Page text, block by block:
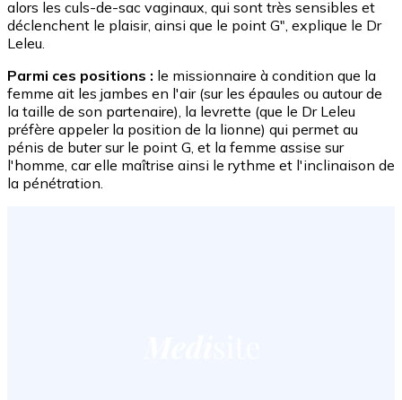
alors les culs-de-sac vaginaux, qui sont très sensibles et
déclenchent le plaisir, ainsi que le point G", explique le Dr
Leleu.
Parmi ces positions : le missionnaire à condition que la
femme ait les jambes en l'air (sur les épaules ou autour de
la taille de son partenaire), la levrette (que le Dr Leleu
préfère appeler la position de la lionne) qui permet au
pénis de buter sur le point G, et la femme assise sur
l'homme, car elle maîtrise ainsi le rythme et l'inclinaison de
la pénétration.